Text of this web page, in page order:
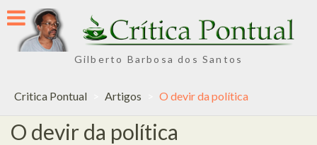
Skip
to
content
Gilberto Barbosa dos Santos
Critica Pontual Artigos O devir da política
O devir da política